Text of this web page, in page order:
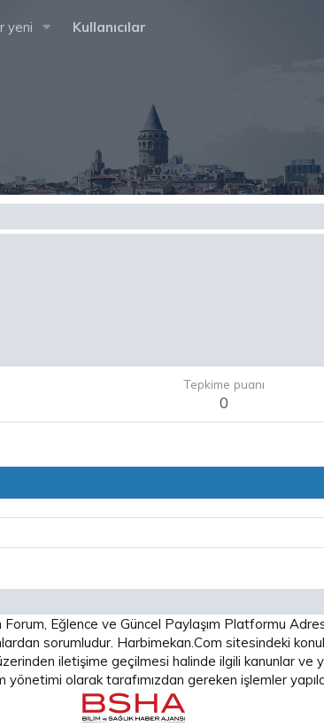
yeni Kullanıcılar
Tepkime puanı
0
Eğlence ve Güncel Paylaşım Platformu
sorumludur. Harbimekan.Com sitesindeki
iletişime geçilmesi halinde ilgili kanunlar
yönetimi olarak tarafımızdan gereken işlemler